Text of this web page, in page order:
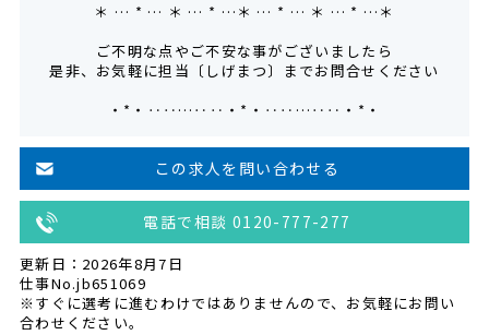
＊ … * … ＊ … * …＊ … * … ＊ … * …＊
ご不明な点やご不安な事がございましたら
是非、お気軽に担当〔しげまつ〕までお問合せください
・*・‥‥…‥‥・*・‥‥…‥‥・*・
この求人を問い合わせる
電話で相談 0120-777-277
更新日：2026年8月7日
仕事No.jb651069
※すぐに選考に進むわけではありませんので、お気軽にお問い
合わせください。